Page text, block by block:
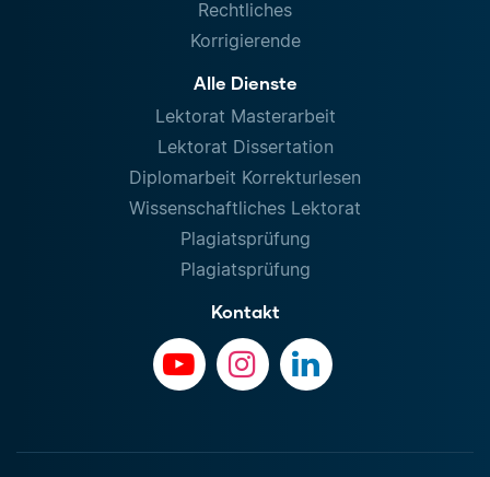
Rechtliches
Korrigierende
Alle Dienste
Lektorat Masterarbeit
Lektorat Dissertation
Diplomarbeit Korrekturlesen
Wissenschaftliches Lektorat
Plagiatsprüfung
Plagiatsprüfung
Kontakt